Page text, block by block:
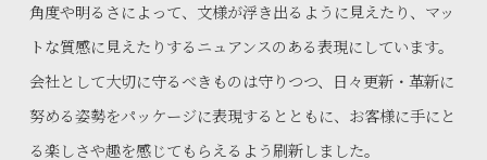
角度や明るさによって、文様が浮き出るように見えたり、マッ
トな質感に見えたりするニュアンスのある表現にしています。
会社として大切に守るべきものは守りつつ、日々更新・革新に
努める姿勢をパッケージに表現するとともに、お客様に手にと
る楽しさや趣を感じてもらえるよう刷新しました。